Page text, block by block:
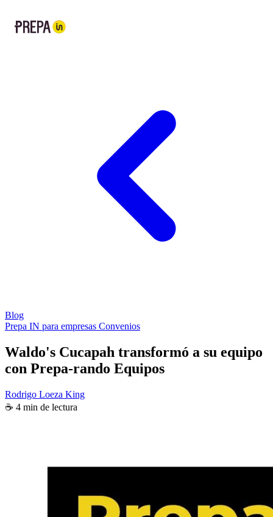
Blog
Prepa IN para empresas Convenios
Waldo's Cucapah transformó a su equipo
con Prepa-rando Equipos
Rodrigo Loeza King
☕ 4 min de lectura